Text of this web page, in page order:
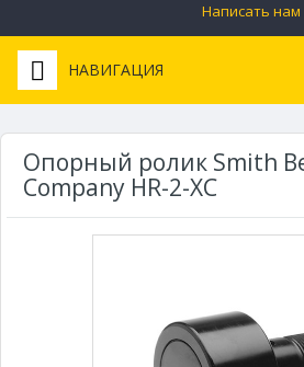
Написать нам
НАВИГАЦИЯ
Опорный ролик Smith
Company HR-2-XC